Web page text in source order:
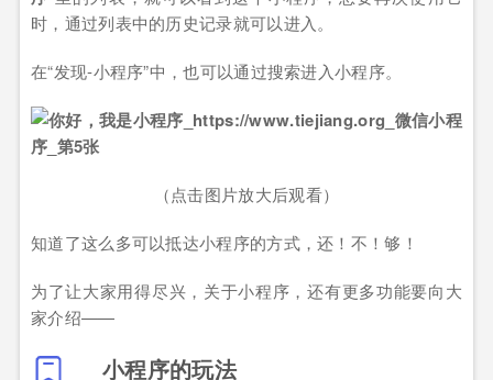
时，通过列表中的历史记录就可以进入。
在“发现-小程序”中，也可以通过搜索进入小程序。
（点击图片放大后观看）
知道了这么多可以抵达小程序的方式，还！不！够！
为了让大家用得尽兴，关于小程序，还有更多功能要向大
家介绍——
小程序的玩法